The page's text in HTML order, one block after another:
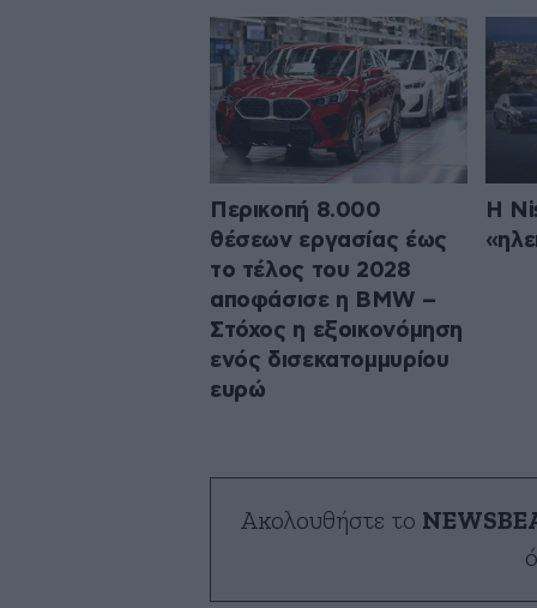
Περικοπή 8.000
θέσεων εργασίας έως
το τέλος του 2028
αποφάσισε η BMW –
Στόχος η εξοικονόμηση
ενός δισεκατομμυρίου
ευρώ
Η
Ακολουθήστε το